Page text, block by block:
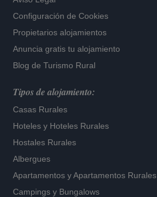
Configuración de Cookies
Propietarios alojamientos
Anuncia gratis tu alojamiento
Blog de Turismo Rural
Tipos de alojamiento:
Casas Rurales
Hoteles y Hoteles Rurales
Hostales Rurales
Albergues
Apartamentos yApartamentos Rurales
Campings y Bungalows